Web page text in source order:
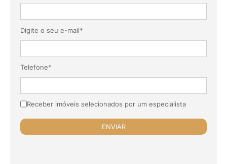
Digite o seu e-mail*
Telefone*
Receber imóveis selecionados por um especialista